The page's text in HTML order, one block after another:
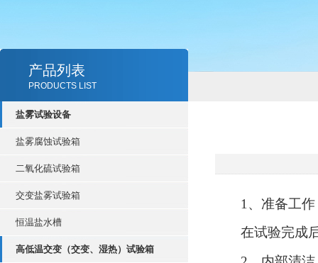
产品列表
PRODUCTS LIST
盐雾试验设备
盐雾腐蚀试验箱
二氧化硫试验箱
交变盐雾试验箱
恒温盐水槽
高低温交变（交变、湿热）试验箱
1、准备工作
在试验完成